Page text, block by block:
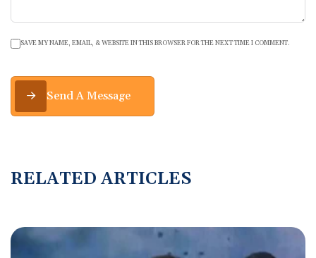
SAVE MY NAME, EMAIL, & WEBSITE IN THIS BROWSER FOR THE NEXT TIME I COMMENT.
Send A Message
RELATED ARTICLES